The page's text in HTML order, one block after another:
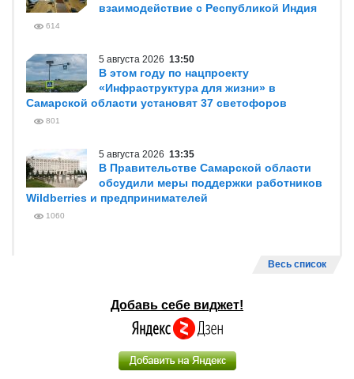
взаимодействие с Республикой Индия
614
5 августа 2026 13:50
В этом году по нацпроекту
«Инфраструктура для жизни» в
Самарской области установят 37 светофоров
801
5 августа 2026 13:35
В Правительстве Самарской области
обсудили меры поддержки работников
Wildberries и предпринимателей
1060
Весь список
Добавь себе виджет!